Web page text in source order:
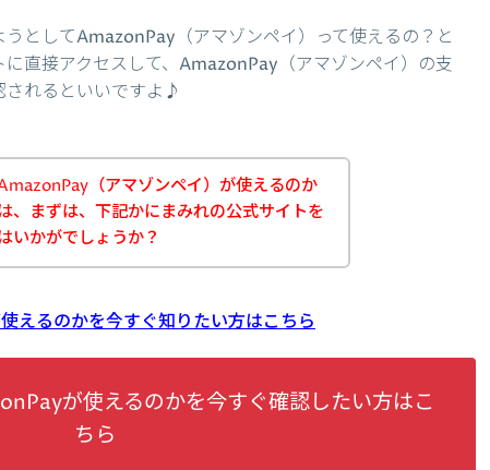
としてAmazonPay（アマゾンペイ）って使えるの？と
直接アクセスして、AmazonPay（アマゾンペイ）の支
されるといいですよ♪
（アマゾンペイ）が使えるのか
、まずは、下記かにまみれの公式サイトを
いかがでしょうか？
えるのかを今すぐ知りたい方はこちら
が使えるのかを今すぐ確認したい方はこ
ちら